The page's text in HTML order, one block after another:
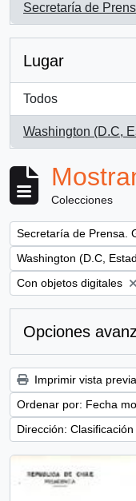
Secretaría de
, 1 resultados
Lugar
Todos
Washington (D.C,
, 1 resultados
Colecciones
Remove filter:
Secretaría de Prensa.
Remove filter:
Washington (D.C,
Remove filter:
Con objetos digitales
Opciones
Imprimir vista previa
Ordenar por: Fecha
Dirección: